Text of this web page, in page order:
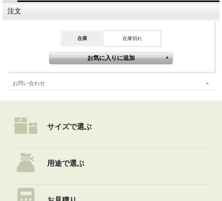
注文
在庫 在庫切れ
お問い合わせ
サイズで選ぶ
用途で選ぶ